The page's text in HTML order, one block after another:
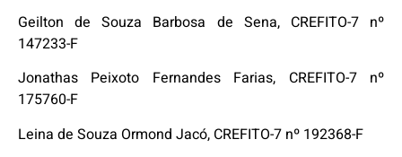
Geilton de Souza Barbosa de Sena, CREFITO-7 nº
147233-F
Jonathas Peixoto Fernandes Farias, CREFITO-7 nº
175760-F
Leina de Souza Ormond Jacó, CREFITO-7 nº 192368-F